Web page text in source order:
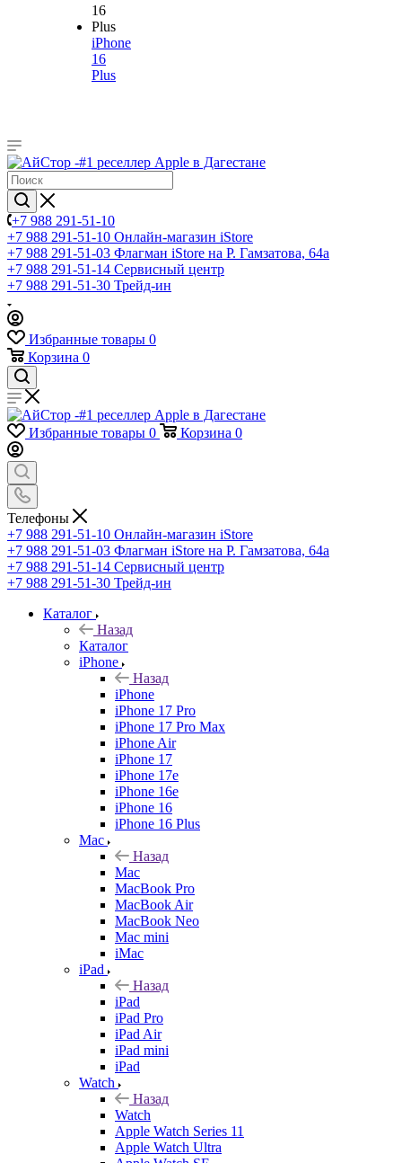
iPhone
16
Plus
+7 988 291-51-10
+7 988 291-51-10 Онлайн-магазин iStore
+7 988 291-51-03 Флагман iStore на Р. Гамзатова, 64а
+7 988 291-51-14 Сервисный центр
+7 988 291-51-30 Трейд-ин
Избранные товары 0
Корзина 0
Избранные товары 0 Корзина 0
Телефоны
+7 988 291-51-10 Онлайн-магазин iStore
+7 988 291-51-03 Флагман iStore на Р. Гамзатова, 64а
+7 988 291-51-14 Сервисный центр
+7 988 291-51-30 Трейд-ин
Каталог
Назад
Каталог
iPhone
Назад
iPhone
iPhone 17 Pro
iPhone 17 Pro Max
iPhone Air
iPhone 17
iPhone 17e
iPhone 16e
iPhone 16
iPhone 16 Plus
Mac
Назад
Mac
MacBook Pro
MacBook Air
MacBook Neo
Mac mini
iMac
iPad
Назад
iPad
iPad Pro
iPad Air
iPad mini
iPad
Watch
Назад
Watch
Apple Watch Series 11
Apple Watch Ultra